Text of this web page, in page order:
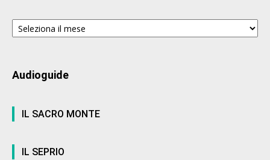
Archivi
Audioguide
IL SACRO MONTE
IL SEPRIO